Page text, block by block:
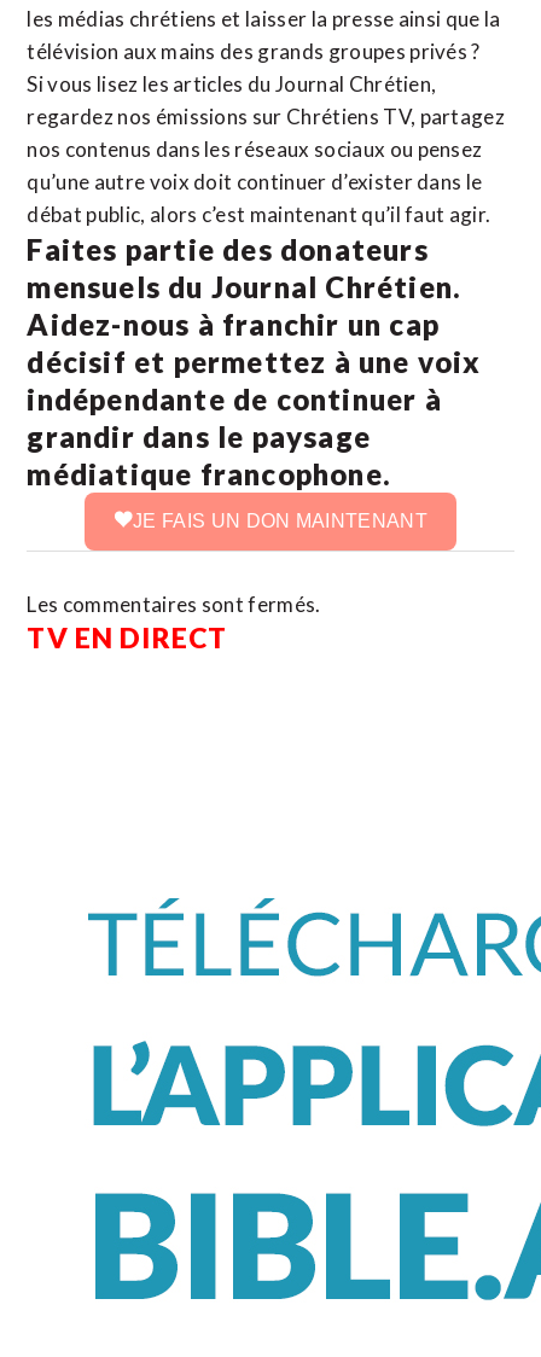
les médias chrétiens et laisser la presse ainsi que la
télévision aux mains des grands groupes privés ?
Si vous lisez les articles du Journal Chrétien,
regardez nos émissions sur Chrétiens TV, partagez
nos contenus dans les réseaux sociaux ou pensez
qu’une autre voix doit continuer d’exister dans le
débat public, alors c’est maintenant qu’il faut agir.
Faites partie des donateurs
mensuels du Journal Chrétien.
Aidez-nous à franchir un cap
décisif et permettez à une voix
indépendante de continuer à
grandir dans le paysage
médiatique francophone.
JE FAIS UN DON MAINTENANT
Les commentaires sont fermés.
TV EN DIRECT